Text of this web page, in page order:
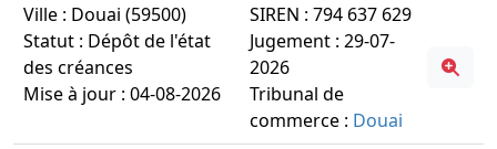
Ville : Douai (59500)
Statut : Dépôt de l'état
des créances
Mise à jour : 04-08-2026
SIREN : 794 637 629
Jugement : 29-07-
2026
Tribunal de
commerce : Douai